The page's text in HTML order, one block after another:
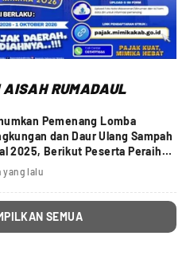
AISAH RUMADAUL
Pemenang Lomba
dan Daur Ulang Sampah
2025, Berikut Peserta Peraih
yang lalu
SEMUA